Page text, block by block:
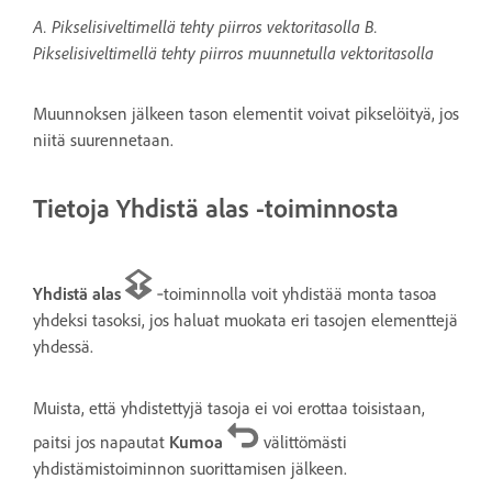
A. Pikselisiveltimellä tehty piirros vektoritasolla B.
Pikselisiveltimellä tehty piirros muunnetulla vektoritasolla
Muunnoksen jälkeen tason elementit voivat pikselöityä, jos
niitä suurennetaan.
Tietoja Yhdistä alas -toiminnosta
Yhdistä alas
‑toiminnolla voit yhdistää monta tasoa
yhdeksi tasoksi, jos haluat muokata eri tasojen elementtejä
yhdessä.
Muista, että yhdistettyjä tasoja ei voi erottaa toisistaan,
paitsi jos napautat Kumoa
välittömästi
yhdistämistoiminnon suorittamisen jälkeen.